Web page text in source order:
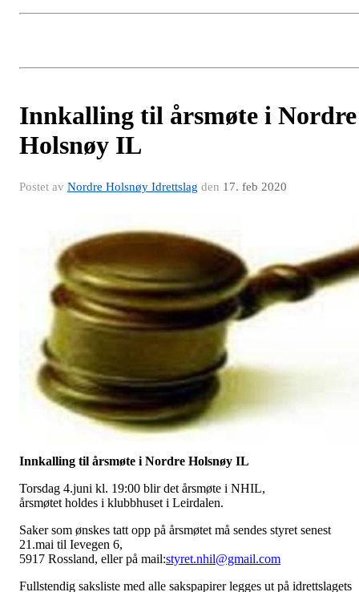
Innkalling til årsmøte i Nordre
Holsnøy IL
Postet av Nordre Holsnøy Idrettslag den 17. feb 2020
Innkalling til årsmøte i Nordre Holsnøy IL
Torsdag 4.juni kl. 19:00 blir det årsmøte i NHIL,
årsmøtet holdes i klubbhuset i Leirdalen.
Saker som ønskes tatt opp på årsmøtet må sendes styret senest
21.mai til Ievegen 6,
5917 Rossland, eller på mail:styret.nhil@gmail.com
Fullstendig saksliste med alle sakspapirer legges ut på idrettslagets